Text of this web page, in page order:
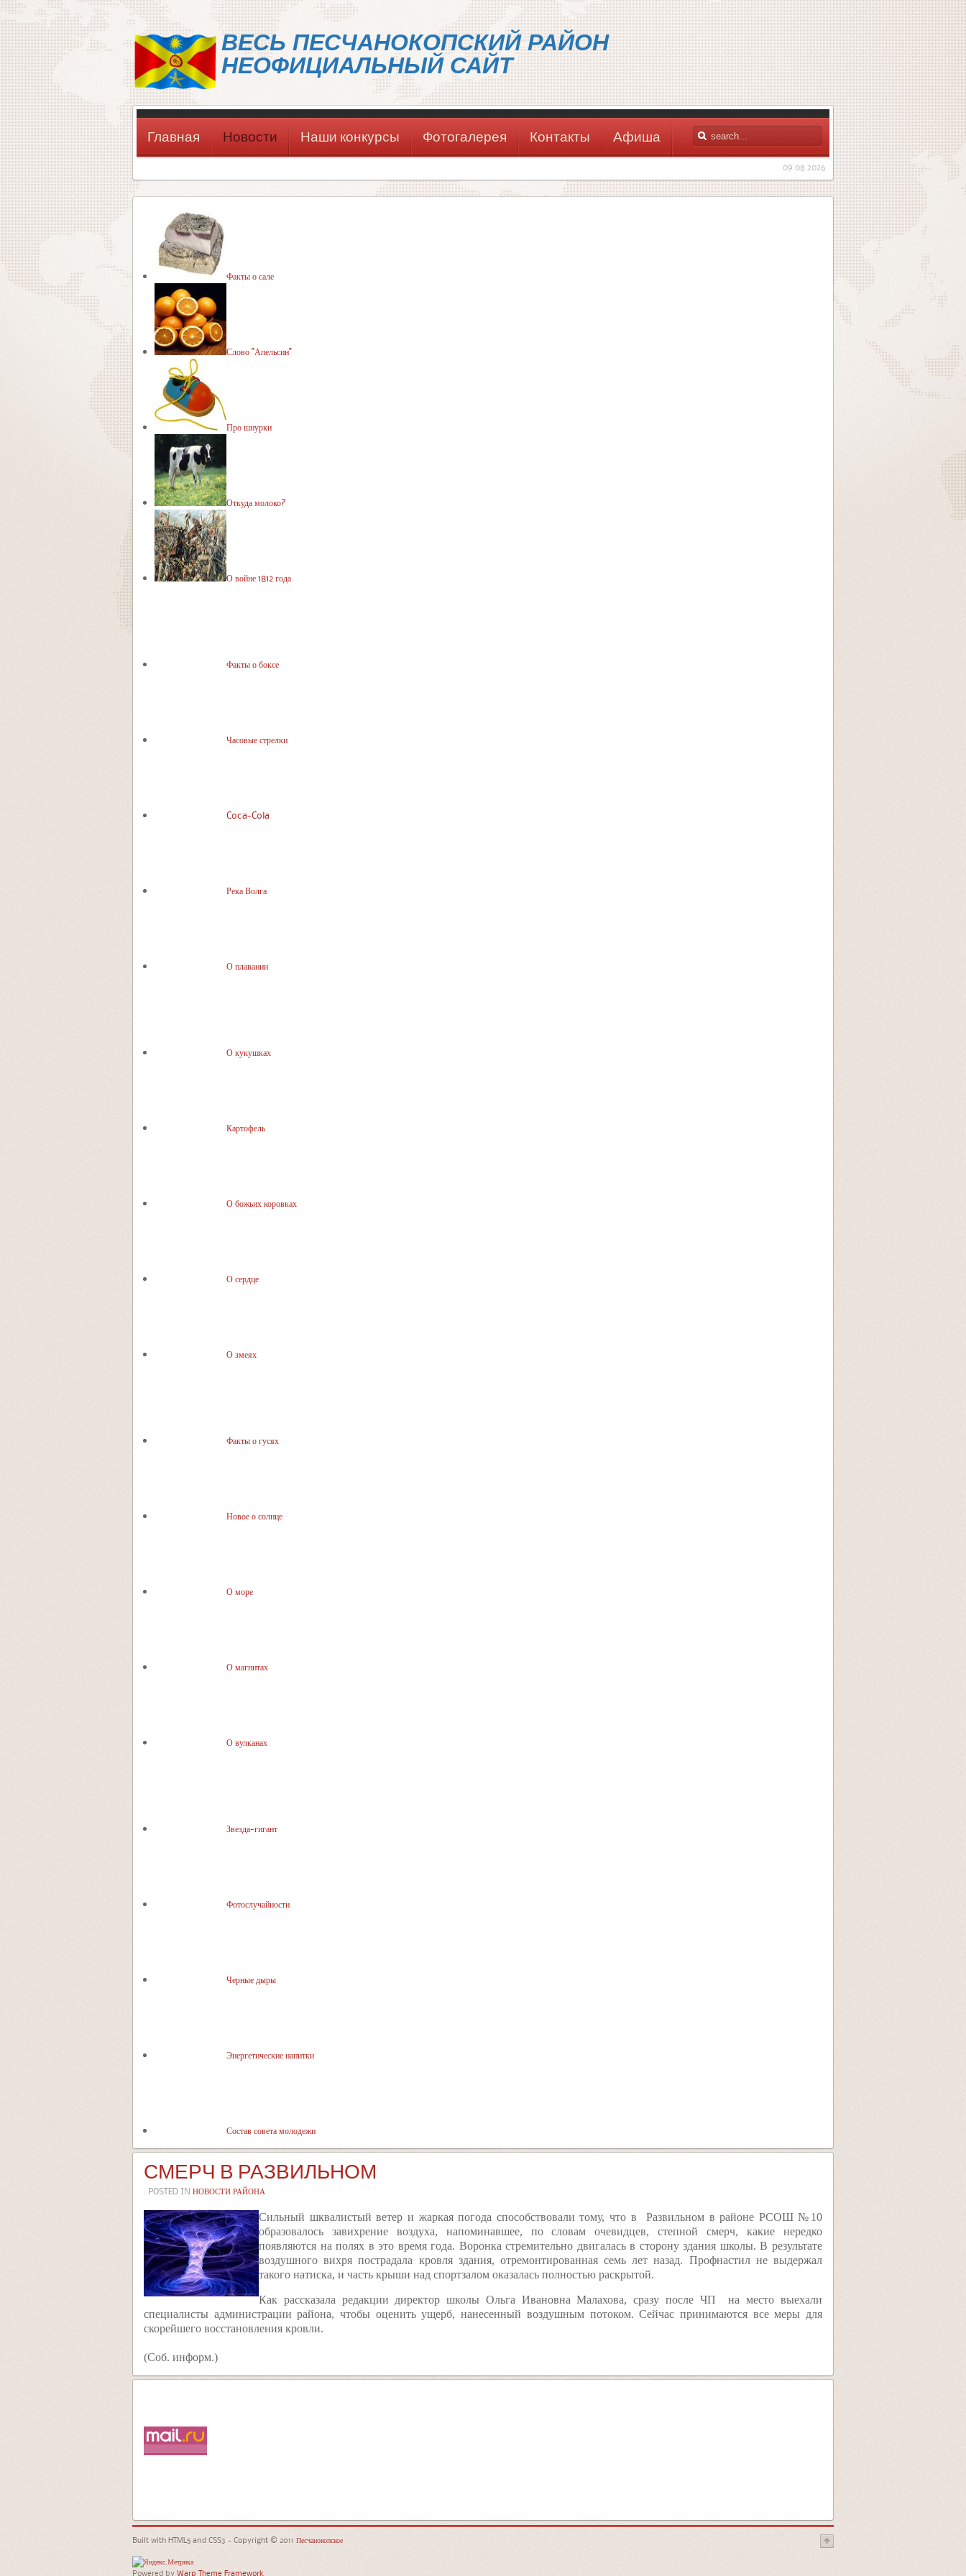
ВЕСЬ ПЕСЧАНОКОПСКИЙ РАЙОН
НЕОФИЦИАЛЬНЫЙ САЙТ
Главная Новости Наши конкурсы Фотогалерея Контакты Афиша
09.08.2026
Факты о сале
Слово "Апельсин"
Про шнурки
Откуда молоко?
О войне 1812 года
Факты о боксе
Часовые стрелки
Coca-Cola
Река Волга
О плавании
О кукушках
Картофель
О божьих коровках
О сердце
О змеях
Факты о гусях
Новое о солнце
О море
О магнитах
О вулканах
Звезда-гигант
Фотослучайности
Черные дыры
Энергетические напитки
Состав совета молодежи
СМЕРЧ В РАЗВИЛЬНОМ
. POSTED IN НОВОСТИ РАЙОНА
Сильный шквалистый ветер и жаркая погода способствовали тому, что в Развильном в районе РСОШ №10
образовалось завихрение воздуха, напоминавшее, по словам очевидцев, степной смерч, какие нередко
появляются на полях в это время года. Воронка стремительно двигалась в сторону здания школы. В результате
воздушного вихря пострадала кровля здания, отремонтированная семь лет назад. Профнастил не выдержал
такого натиска, и часть крыши над спортзалом оказалась полностью раскрытой.
Как рассказала редакции директор школы Ольга Ивановна Малахова, сразу после ЧП на место выехали
специалисты администрации района, чтобы оценить ущерб, нанесенный воздушным потоком. Сейчас принимаются все меры для
скорейшего восстановления кровли.
(Соб. информ.)
Built with HTML5 and CSS3 - Copyright © 2011 Песчанокопское
Powered by Warp Theme Framework